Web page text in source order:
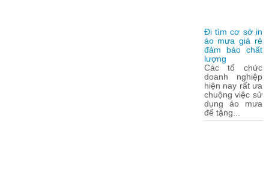
Đi tìm cơ sở in
áo mưa giá rẻ
đảm bảo chất
lượng
Các tổ chức
doanh nghiệp
hiện nay rất ưa
chuộng việc sử
dụng áo mưa
để tặng...